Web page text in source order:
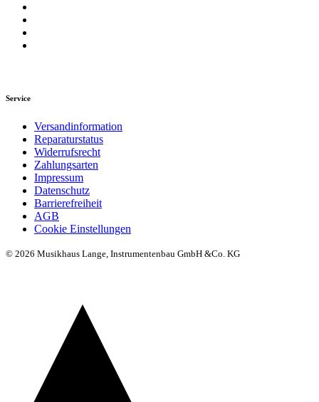
Service
Versandinformation
Reparaturstatus
Widerrufsrecht
Zahlungsarten
Impressum
Datenschutz
Barrierefreiheit
AGB
Cookie Einstellungen
© 2026 Musikhaus Lange, Instrumentenbau GmbH &Co. KG